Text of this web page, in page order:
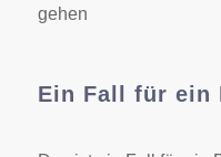
gehen
Ein Fall für ein